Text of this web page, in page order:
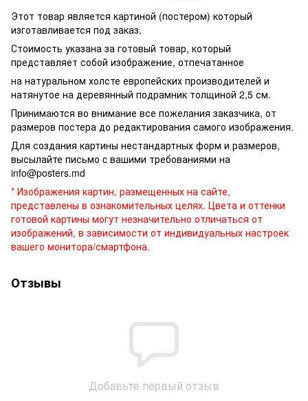
Этот товар является картиной (постером) который
изготавливается под заказ.
Стоимость указана за готовый товар, который
представляет собой изображение, отпечатанное
на натуральном холсте европейских производителей и
натянутое на деревянный подрамник толщиной 2,5 см.
Принимаются во внимание все пожелания заказчика, от
размеров постера до редактирования самого изображения.
Для создания картины нестандартных форм и размеров,
высылайте письмо c вашими требованиями на
info@posters.md
* Изображения картин, размещенных на сайте,
представлены в ознакомительных целях. Цвета и оттенки
готовой картины могут незначительно отличаться от
изображений, в зависимости от индивидуальных настроек
вашего монитора/смартфона.
Отзывы
Добавьте первый отзыв